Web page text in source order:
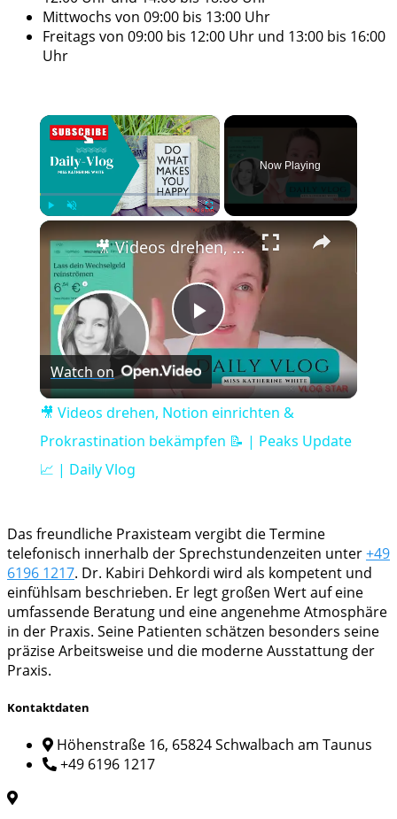
Mittwochs von 09:00 bis 13:00 Uhr
Freitags von 09:00 bis 12:00 Uhr und 13:00 bis 16:00
Uhr
×
Fullscreen
Now Playing
×
Play
Video
🎥 Videos drehen, Notion einrichten & Prokrastination bekämpfen 📝 | Peaks Update 📈 | Daily Vlog
Watch on
🎥 Videos drehen, Notion einrichten &
Prokrastination bekämpfen 📝 | Peaks Update
📈 | Daily Vlog
Das freundliche Praxisteam vergibt die Termine
telefonisch innerhalb der Sprechstundenzeiten unter+49
6196 1217. Dr. Kabiri Dehkordi wird als kompetent und
einfühlsam beschrieben. Er legt großen Wert auf eine
umfassende Beratung und eine angenehme Atmosphäre
in der Praxis. Seine Patienten schätzen besonders seine
präzise Arbeitsweise und die moderne Ausstattung der
Praxis.
Kontaktdaten
Höhenstraße 16, 65824 Schwalbach am Taunus
+49 6196 1217